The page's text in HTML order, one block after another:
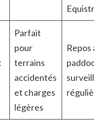
Equistro
Parfait
pour
terrains
accidentés
et charges
légères
Repos au
paddock,
régulière